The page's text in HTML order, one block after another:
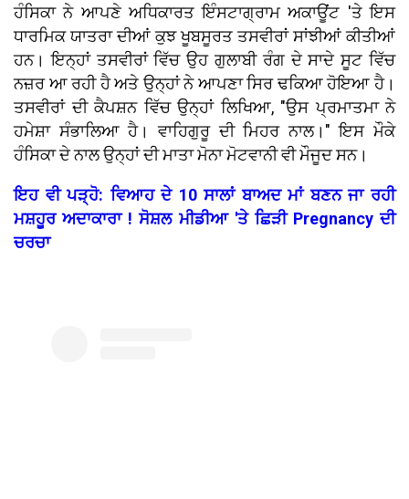
ਹੰਸਿਕਾ ਨੇ ਆਪਣੇ ਅਧਿਕਾਰਤ ਇੰਸਟਾਗ੍ਰਾਮ ਅਕਾਊਂਟ 'ਤੇ ਇਸ
ਧਾਰਮਿਕ ਯਾਤਰਾ ਦੀਆਂ ਕੁਝ ਖੂਬਸੂਰਤ ਤਸਵੀਰਾਂ ਸਾਂਝੀਆਂ ਕੀਤੀਆਂ
ਹਨ। ਇਨ੍ਹਾਂ ਤਸਵੀਰਾਂ ਵਿੱਚ ਉਹ ਗੁਲਾਬੀ ਰੰਗ ਦੇ ਸਾਦੇ ਸੂਟ ਵਿੱਚ
ਨਜ਼ਰ ਆ ਰਹੀ ਹੈ ਅਤੇ ਉਨ੍ਹਾਂ ਨੇ ਆਪਣਾ ਸਿਰ ਢਕਿਆ ਹੋਇਆ ਹੈ।
ਤਸਵੀਰਾਂ ਦੀ ਕੈਪਸ਼ਨ ਵਿੱਚ ਉਨ੍ਹਾਂ ਲਿਖਿਆ, "ਉਸ ਪ੍ਰਮਾਤਮਾ ਨੇ
ਹਮੇਸ਼ਾ ਸੰਭਾਲਿਆ ਹੈ। ਵਾਹਿਗੁਰੂ ਦੀ ਮਿਹਰ ਨਾਲ।" ਇਸ ਮੌਕੇ
ਹੰਸਿਕਾ ਦੇ ਨਾਲ ਉਨ੍ਹਾਂ ਦੀ ਮਾਤਾ ਮੋਨਾ ਮੋਟਵਾਨੀ ਵੀ ਮੌਜੂਦ ਸਨ।
ਇਹ ਵੀ ਪੜ੍ਹੋ: ਵਿਆਹ ਦੇ 10 ਸਾਲਾਂ ਬਾਅਦ ਮਾਂ ਬਣਨ ਜਾ ਰਹੀ
ਮਸ਼ਹੂਰ ਅਦਾਕਾਰਾ ! ਸੋਸ਼ਲ ਮੀਡੀਆ 'ਤੇ ਛਿੜੀ Pregnancy ਦੀ
ਚਰਚਾ